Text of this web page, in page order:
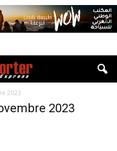
2023
2023